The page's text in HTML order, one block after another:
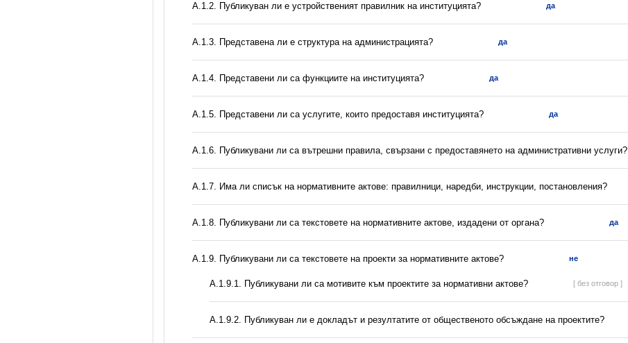
A.1.2. Публикуван ли е устройственият правилник на институцията? да
A.1.3. Представена ли е структура на администрацията? да
А.1.4. Представени ли са функциите на институцията? да
А.1.5. Представени ли са услугите, които предоставя институцията? да
А.1.6. Публикувани ли са вътрешни правила, свързани с предоставянето на административни услуги?
А.1.7. Има ли списък на нормативните актове: правилници, наредби, инструкции, постановления?
А.1.8. Публикувани ли са текстовете на нормативните актове, издадени от органа? да
А.1.9. Публикувани ли са текстовете на проекти за нормативните актове? не
А.1.9.1. Публикувани ли са мотивите към проектите за нормативни актове? [ без отговор ]
А.1.9.2. Публикуван ли е докладът и резултатите от общественото обсъждане на проектите?